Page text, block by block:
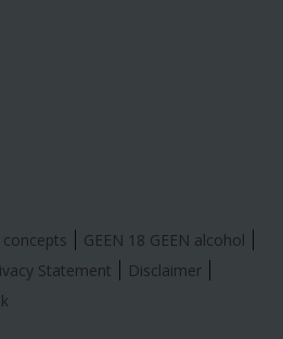
concepts
GEEN 18 GEEN alcohol
Statement
Disclaimer